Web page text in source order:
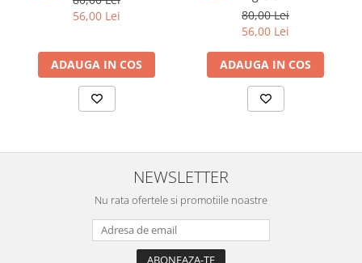
56,00 Lei
ADAUGA IN COS
80,00 Lei
56,00 Lei
ADAUGA IN COS
NEWSLETTER
Nu rata ofertele si promotiile noastre